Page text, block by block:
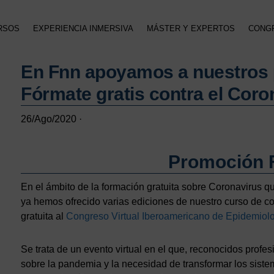
EXPERIENCIA INMERSIVA MÁSTER Y EXPERTOS
En Fnn apoyamos a
Fórmate gratis contra el
26/Ago/2020 ·
Promoción
En el ámbito de la formación gratuita sobre Coronavirus
ya hemos ofrecido varias ediciones de nuestro curso de
gratuita al Congreso Virtual Iberoamericano de
Se trata de un evento virtual en el que, reconocidos
sobre la pandemia y la necesidad de transformar los